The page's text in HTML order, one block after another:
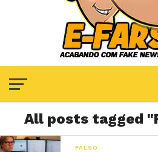
All posts tagged
FALSO